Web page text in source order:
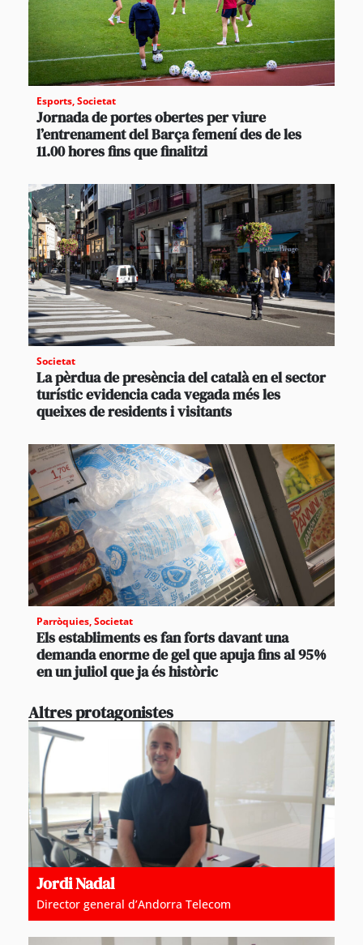
Esports,Societat
Jornada de portes obertes per viure
l’entrenament del Barça femení des de les
11.00 hores fins que finalitzi
Societat
La pèrdua de presència del català en el sector
turístic evidencia cada vegada més les
queixes de residents i visitants
Parròquies,Societat
Els establiments es fan forts davant una
demanda enorme de gel que apuja fins al 95%
en un juliol que ja és històric
Altres protagonistes
Jordi Nadal
Director general d’Andorra Telecom